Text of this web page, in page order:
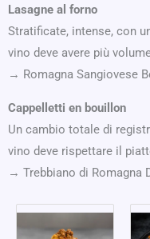
Lasagne al forno
Stratificate, intense, con
vino deve avere più
→ Romagna Sangiovese
Cappelletti en bouillon
Un cambio totale di
vino deve rispettare il
→ Trebbiano di Romagna